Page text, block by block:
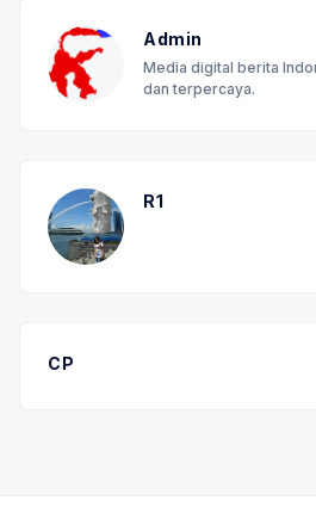
Admin
Media digital berita
dan terpercaya.
R1
CP